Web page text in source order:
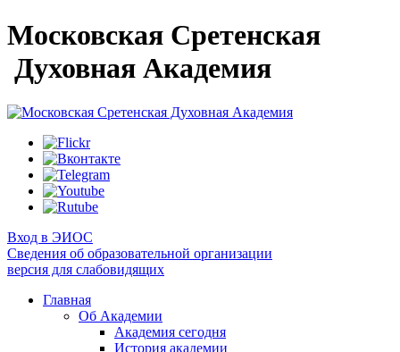
Московская Сретенская
Духовная Академия
Вход в ЭИОС
Сведения об образовательной организации
версия для слабовидящих
Главная
Об Академии
Академия сегодня
История академии